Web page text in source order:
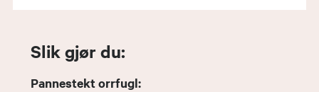
Slik gjør du:
Pannestekt orrfugl: